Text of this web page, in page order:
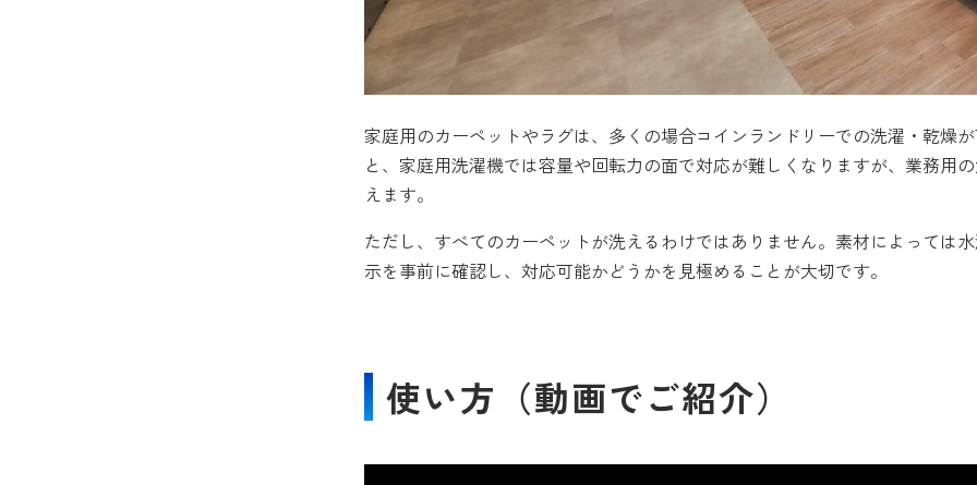
家庭用のカーペットやラグは、多くの場合コインランドリーでの洗濯・乾燥
と、家庭用洗濯機では容量や回転力の面で対応が難しくなりますが、業務用
えます。
ただし、すべてのカーペットが洗えるわけではありません。素材によっては
示を事前に確認し、対応可能かどうかを見極めることが大切です。
使い方（動画でご紹介）